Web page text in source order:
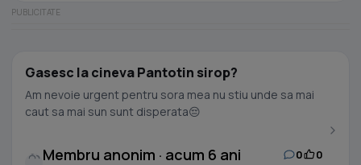
Gasesc la cineva Pantotin sirop?
Am nevoie urgent pentru sora mea nu stiu unde sa mai
caut sa mai sun sunt disperata😔
Membru anonim · acum 6 ani 0 0